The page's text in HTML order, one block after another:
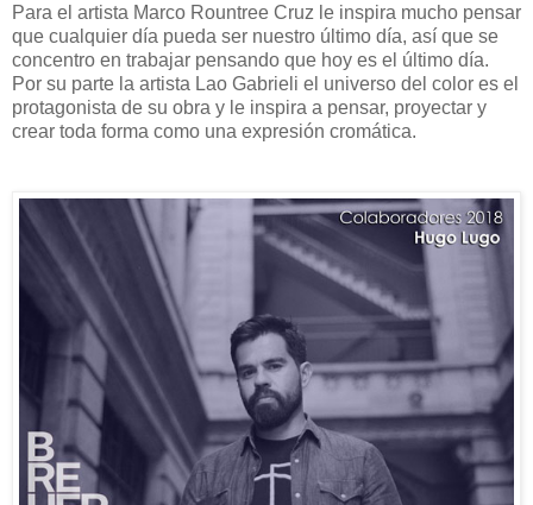
Para el artista Marco Rountree Cruz le inspira mucho pensar
que cualquier día pueda ser nuestro último día, así que se
concentro en trabajar pensando que hoy es el último día.
Por su parte la artista Lao Gabrieli el universo del color es el
protagonista de su obra y le inspira a pensar, proyectar y
crear toda forma como una expresión cromática.